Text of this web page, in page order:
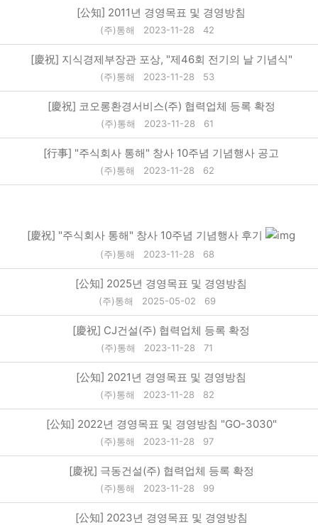
[公知] 2011년 경영목표 및 경영방침
(주)통해 2023-11-28 42
[慶祝] 지식경제부장관 포상, "제46회 전기의 날 기념식"
(주)통해 2023-11-28 53
[慶祝] 코오롱환경서비스(주) 협력업체 등록 확정
(주)통해 2023-11-28 61
[行事] "주식회사 통해" 창사 10주념 기념행사 공고
(주)통해 2023-11-28 62
[慶祝] "주식회사 통해" 창사 10주념 기념행사 후기
(주)통해 2023-11-28 68
[公知] 2025년 경영목표 및 경영방침
(주)통해 2025-05-02 69
[慶祝] CJ건설(주) 협력업체 등록 확정
(주)통해 2023-11-28 71
[公知] 2021년 경영목표 및 경영방침
(주)통해 2023-11-28 82
[公知] 2022년 경영목표 및 경영방침 "GO-3030"
(주)통해 2023-11-28 97
[慶祝] 극동건설(주) 협력업체 등록 확정
(주)통해 2023-11-28 99
[公知] 2023년 경영목표 및 경영방침